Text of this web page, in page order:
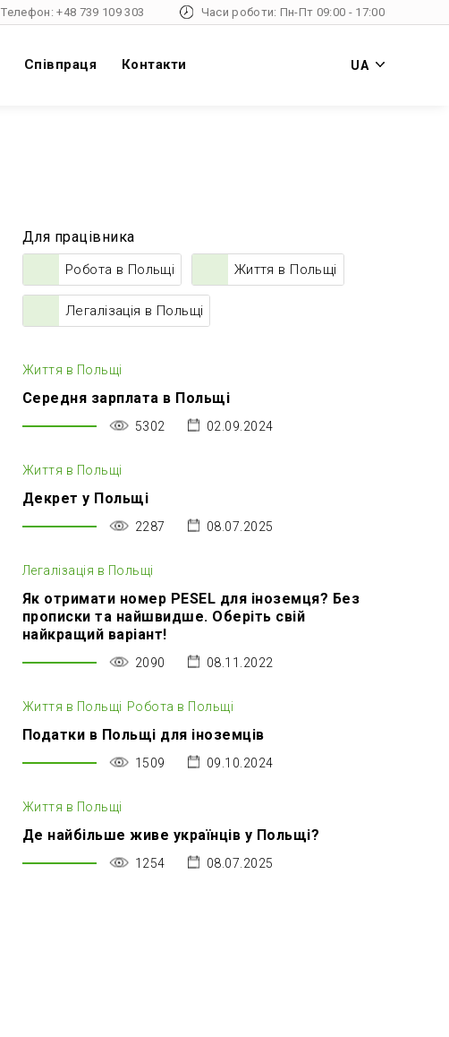
Телефон: +48 739 109 303 Часи роботи: Пн-Пт 09:00 - 17:00
Співпраця Контакти UA
Для працівника
Робота в Польщі Життя в Польщі
Легалізація в Польщі
Життя в Польщі
Середня зарплата в Польщі
5302 02.09.2024
Життя в Польщі
Декрет у Польщі
2287 08.07.2025
Легалізація в Польщі
Як отримати номер PESEL для іноземця? Без
прописки та найшвидше. Оберіть свій
найкращий варіант!
2090 08.11.2022
Життя в Польщі Робота в Польщі
Податки в Польщі для іноземців
1509 09.10.2024
Життя в Польщі
Де найбільше живе українців у Польщі?
1254 08.07.2025